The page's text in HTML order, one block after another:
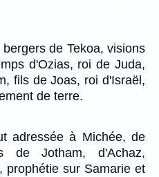
de Tekoa, visions
d'Ozias, roi de Juda,
fils de Joas, roi d'Israël,
de terre.
adressée à Michée, de
de Jotham, d'Achaz,
prophétie sur Samarie et